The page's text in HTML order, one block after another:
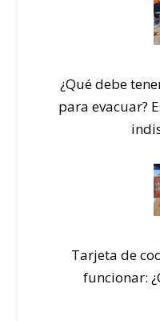
¿Qué debe
para evacuar?
Tarjeta de
funcionar: